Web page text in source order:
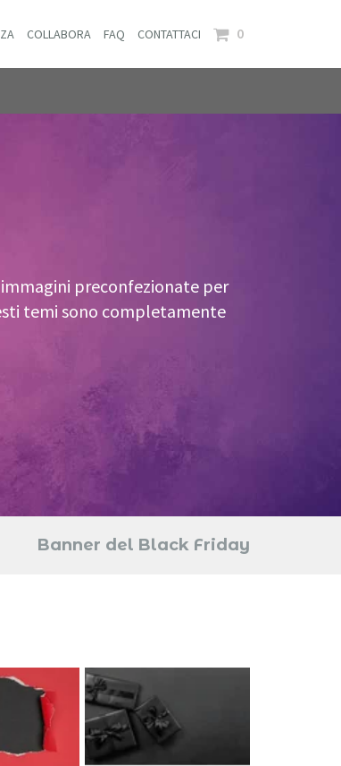
COLLABORA FAQ CONTATTACI 0
preconfezionate per
temi sono completamente
Banner del Black Friday